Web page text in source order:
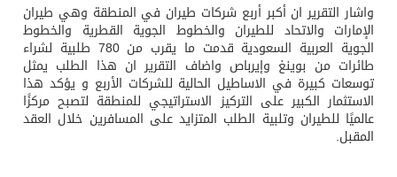
واشار التقرير ان أكبر أربع شركات طيران في المنطقة وهي طيران
الإمارات والاتحاد للطيران والخطوط الجوية القطرية والخطوط
الجوية العربية السعودية قدمت ما يقرب من 780 طلبية لشراء
طائرات من بوينغ وإيرباص واضاف التقرير ان هذا الطلب يمثل
توسعات كبيرة في الاساطيل الحالية للشركات الأربع و يؤكد هذا
الاستثمار الكبير على التركيز الاستراتيجي للمنطقة لتصبح مركزًا
عالميًا للطيران وتلبية الطلب المتزايد على المسافرين خلال العقد
المقبل.